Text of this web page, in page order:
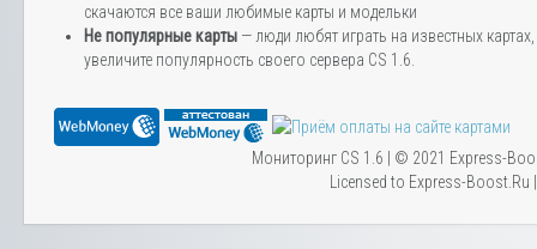
скачаются все ваши любимые карты и модельки
Не популярные карты — люди любят играть на известных
увеличите популярность своего сервера CS 1.6.
Мониторинг CS 1.6 | © 2021 Express-
Licensed to Express-